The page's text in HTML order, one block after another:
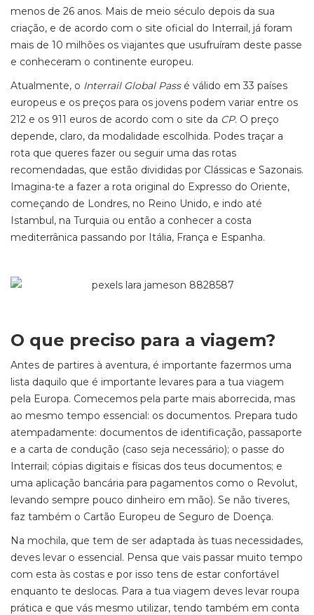
menos de 26 anos. Mais de meio século depois da sua
criação, e de acordo com o site oficial do Interrail, já foram
mais de 10 milhões os viajantes que usufruíram deste passe
e conheceram o continente europeu.
Atualmente, o Interrail Global Passé válido em 33 países
europeus e os preços para os jovens podem variar entre os
212 e os 911 euros de acordo com o site da CP. O preço
depende, claro, da modalidade escolhida. Podes traçar a
rota que queres fazer ou seguir uma das rotas
recomendadas, que estão divididas por Clássicas e Sazonais.
Imagina-te a fazer a rota original do Expresso do Oriente,
começando de Londres, no Reino Unido, e indo até
Istambul, na Turquia ou então a conhecer a costa
mediterrânica passando por Itália, França e Espanha.
O que preciso para a viagem?
Antes de partires à aventura, é importante fazermos uma
lista daquilo que é importante levares para a tua viagem
pela Europa. Comecemos pela parte mais aborrecida, mas
ao mesmo tempo essencial: os documentos. Prepara tudo
atempadamente: documentos de identificação, passaporte
e a carta de condução (caso seja necessário); o passe do
Interrail; cópias digitais e físicas dos teus documentos; e
uma aplicação bancária para pagamentos como o Revolut,
levando sempre pouco dinheiro em mão). Se não tiveres,
faz também o Cartão Europeu de Seguro de Doença.
Na mochila, que tem de ser adaptada às tuas necessidades,
deves levar o essencial. Pensa que vais passar muito tempo
com esta às costas e por isso tens de estar confortável
enquanto te deslocas. Para a tua viagem deves levar roupa
prática e que vás mesmo utilizar, tendo também em conta